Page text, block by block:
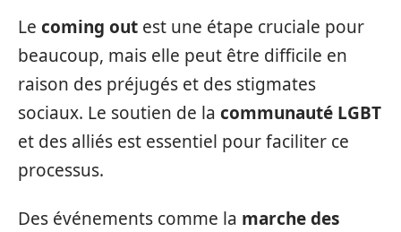
Le coming out est une étape cruciale pour
beaucoup, mais elle peut être difficile en
raison des préjugés et des stigmates
sociaux. Le soutien de la communauté LGBT
et des alliés est essentiel pour faciliter ce
processus.
Des événements comme la marche des